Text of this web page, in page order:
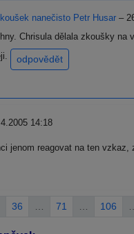
nanečisto Petr Husar –
Chrisula dělala zkoušky na
odpovědět
14:18
jenom reagovat na ten
36 71 106